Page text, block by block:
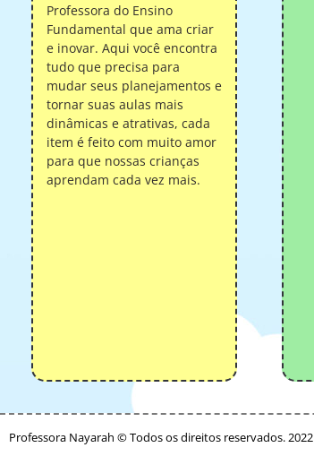
Professora do Ensino
Fundamental que ama criar
e inovar. Aqui você encontra
tudo que precisa para
mudar seus planejamentos e
tornar suas aulas mais
dinâmicas e atrativas, cada
item é feito com muito amor
para que nossas crianças
aprendam cada vez mais.
Professora Nayarah © Todos os direitos reservados. 2022